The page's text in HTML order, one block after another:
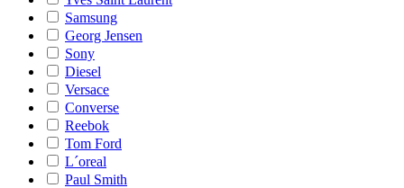
Samsung
Georg Jensen
Sony
Diesel
Versace
Converse
Reebok
Tom Ford
L´oreal
Paul Smith